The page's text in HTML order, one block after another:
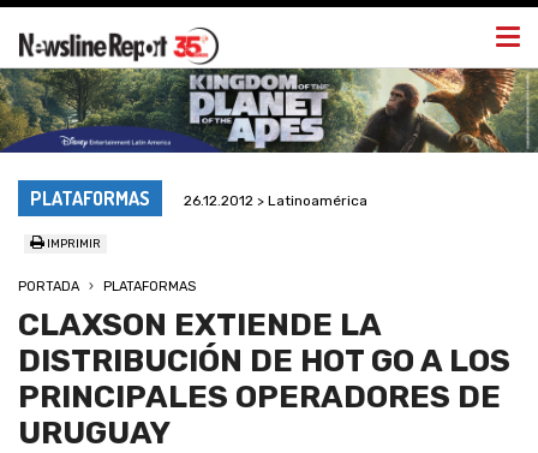
PLATAFORMAS 26.12.2012 > Latinoamérica
IMPRIMIR
PORTADA PLATAFORMAS
CLAXSON EXTIENDE LA
DISTRIBUCIÓN DE HOT GO A LOS
PRINCIPALES OPERADORES DE
URUGUAY